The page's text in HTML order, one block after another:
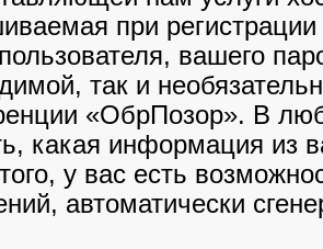
при
вашего
так и
«ОбрПозор». В
какая информация из
у вас есть
автоматически